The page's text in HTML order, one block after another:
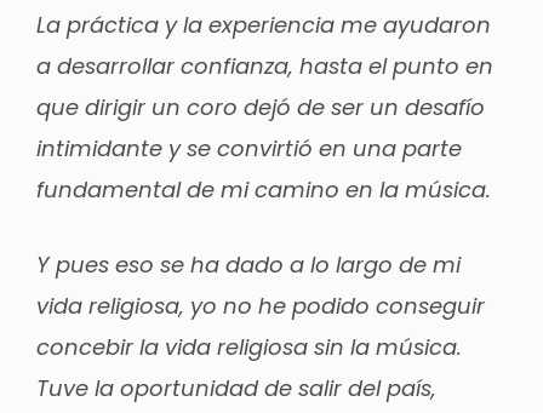
La práctica y la experiencia me ayudaron
a desarrollar confianza, hasta el punto en
que dirigir un coro dejó de ser un desafío
intimidante y se convirtió en una parte
fundamental de mi camino en la música.
Y pues eso se ha dado a lo largo de mi
vida religiosa, yo no he podido conseguir
concebir la vida religiosa sin la música.
Tuve la oportunidad de salir del país,